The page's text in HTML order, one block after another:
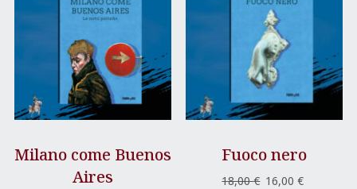
Milano come Buenos
Aires
Fuoco nero
18,00€ Il16,00€